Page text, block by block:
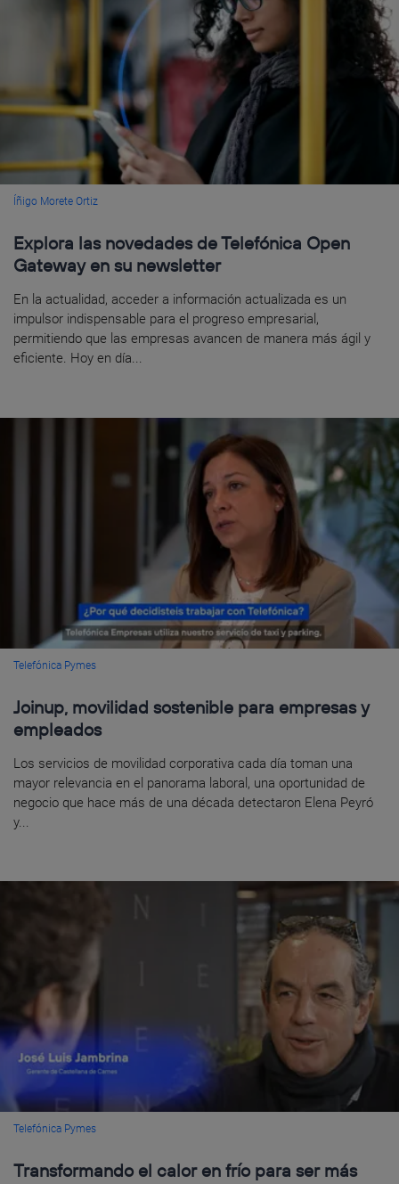
Íñigo Morete Ortiz
Explora las novedades de Telefónica Open
Gateway en su newsletter
En la actualidad, acceder a información actualizada es un
impulsor indispensable para el progreso empresarial,
permitiendo que las empresas avancen de manera más ágil y
eficiente. Hoy en día...
Telefónica Pymes
Joinup, movilidad sostenible para empresas y
empleados
Los servicios de movilidad corporativa cada día toman una
mayor relevancia en el panorama laboral, una oportunidad de
negocio que hace más de una década detectaron Elena Peyró
y...
Telefónica Pymes
Transformando el calor en frío para ser más